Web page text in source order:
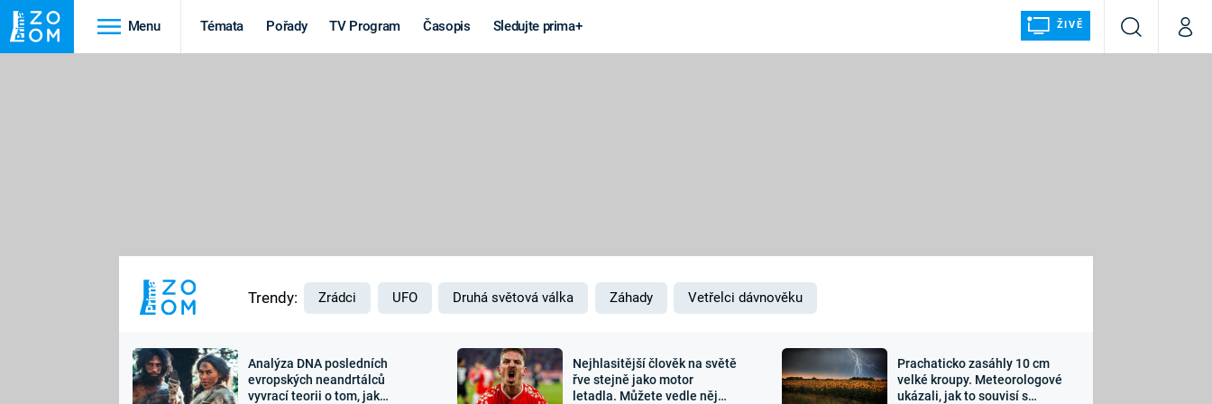
Menu Témata Pořady TV Program Časopis Sledujte prima+ ŽIVĚ
VyhledáváníMůj
MARS
Výročí
Záhady a
Zajímavosti Sledujte nás
Trendy: Zrádci UFO Druhá světová válka Záhady Vetřelci dávnověku
Analýza DNA posledních
evropských neandrtálců
vyvrací teorii o tom, jak
Nejhlasitější člověk na světě
řve stejně jako motor
letadla. Můžete vedle něj
Prachaticko zasáhly 10 cm
velké kroupy. Meteorologové
ukázali, jak to souvisí s